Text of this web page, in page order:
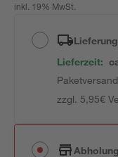
inkl. 19% MwSt.
Lieferzeit:
Paketversand
zzgl. 5,95€